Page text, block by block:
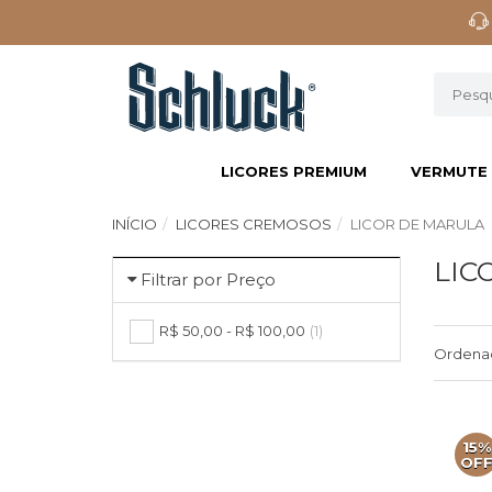
LICORES PREMIUM VERMUTE
INÍCIO LICORES CREMOSOS LICOR DE MARULA
Filtrar por Preço
R$ 50,00 - R$ 100,00 (1)
15%
OFF